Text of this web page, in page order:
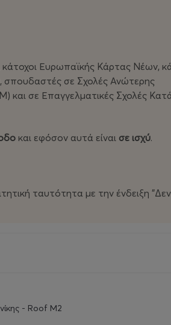
κάτοχοι Ευρωπαϊκής Κάρτας Νέων,
σπουδαστές σε Σχολές Ανώτερης
και σε Επαγγελματικές Σχολές
και εφόσον αυτά είναι σε ισχύ.
ταυτότητα με την ένδειξη "Δεν
- Roof M2